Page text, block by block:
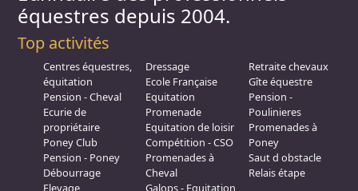
équestres depuis 2004.
Top activités
Centres équestres,
équitation
Pension - Cheval
Ecurie de
propriétaire
Poney Club
Pension - Poney
Débourrage
Elevage
Dressage
Ecole Française
Equitation
Promenade
Equitation de loisir
Compétition - CSO
Promenades à
Cheval
Galops - Equitation
Retraite chevaux
Gîte équestre
Pension -
Poulinieres
Promenades à
Poney
Saut d obstacle
Relais étape